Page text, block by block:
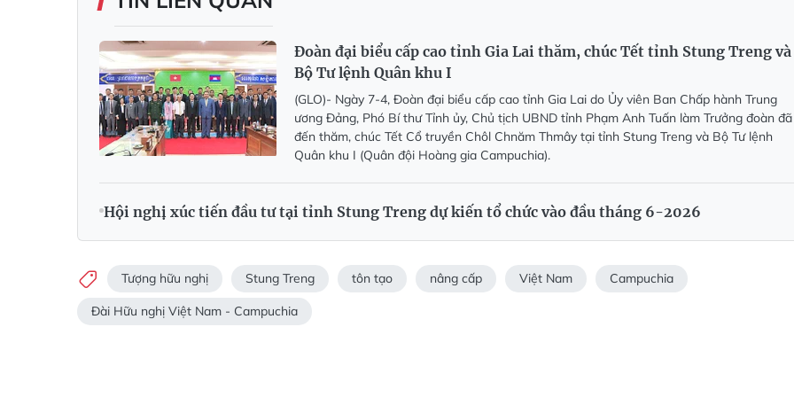
Đoàn đại biểu cấp cao tỉnh Gia Lai thăm, chúc Tết tỉnh Stung Treng và
Bộ Tư lệnh Quân khu I
(GLO)- Ngày 7-4, Đoàn đại biểu cấp cao tỉnh Gia Lai do Ủy viên Ban Chấp hành Trung
ương Đảng, Phó Bí thư Tỉnh ủy, Chủ tịch UBND tỉnh Phạm Anh Tuấn làm Trưởng đoàn đã
đến thăm, chúc Tết Cổ truyền Chôl Chnăm Thmây tại tỉnh Stung Treng và Bộ Tư lệnh
Quân khu I (Quân đội Hoàng gia Campuchia).
Hội nghị xúc tiến đầu tư tại tỉnh Stung Treng dự kiến tổ chức vào đầu tháng 6-2026
Tượng hữu nghị Stung Treng tôn tạo nâng cấp Việt Nam Campuchia
Đài Hữu nghị Việt Nam - Campuchia